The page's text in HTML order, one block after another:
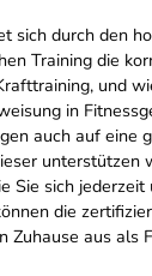
sich durch den
Training die
und
in
auch auf eine
unterstützen
Sie sich
die
Zuhause aus als